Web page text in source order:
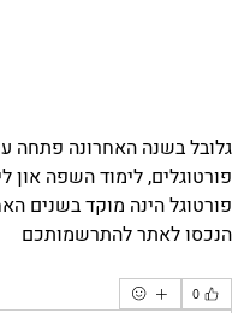
פורטוגלים, לימוד השפה און
פורטוגל הינה מוקד בשנים
הנכסו לאתר להתרשמותכם
0